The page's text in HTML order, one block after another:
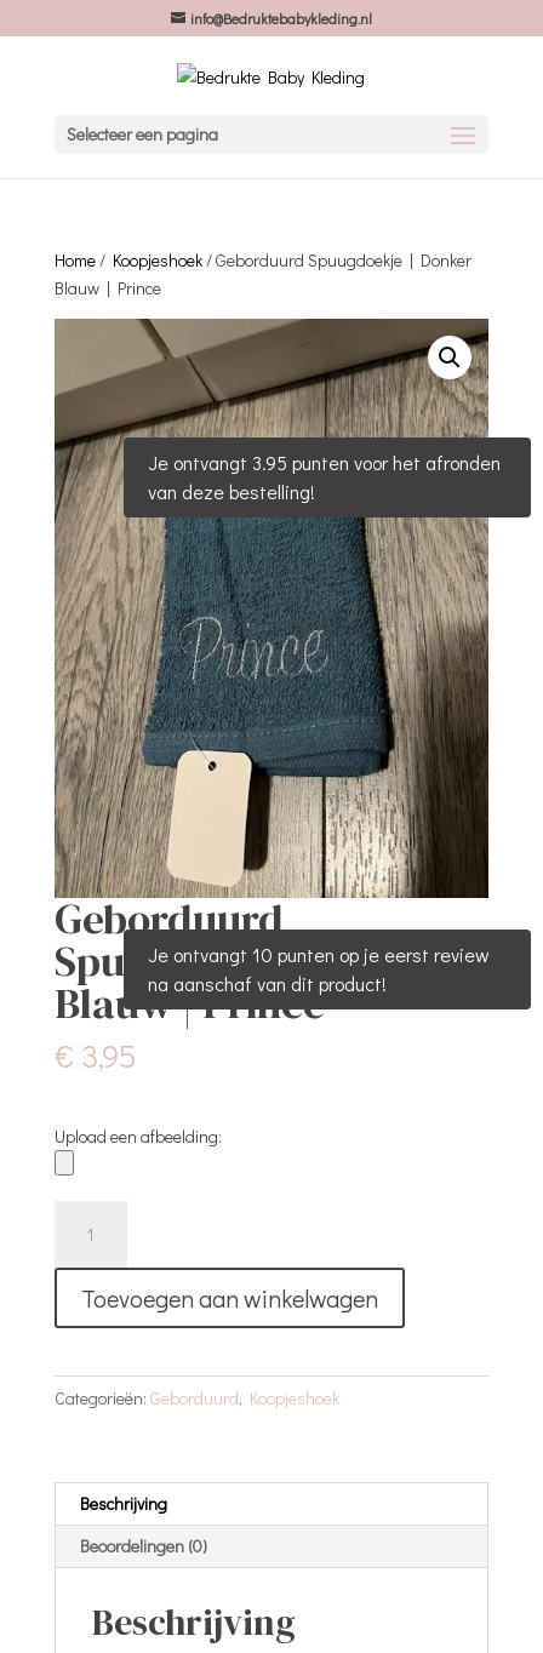
info@Bedruktebabykleding.nl
Selecteer een pagina
Home/ Koopjeshoek/ Geborduurd Spuugdoekje | Donker
Blauw | Prince
Geborduurd
Spuugdoekje | Donker
Blauw | Prince
€ 3,95
Je ontvangt 3.95 punten voor het afronden
van deze bestelling!
Je ontvangt 10 punten op je eerst review
na aanschaf van dit product!
Upload een afbeelding:
Spuugdoekje
|
Donker
Blauw
Prince
aantal
Toevoegen aan winkelwagen
Categorieën: Geborduurd, Koopjeshoek
Beschrijving
Beoordelingen (0)
Beschrijving